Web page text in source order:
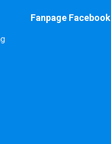
Fanpage Facebook